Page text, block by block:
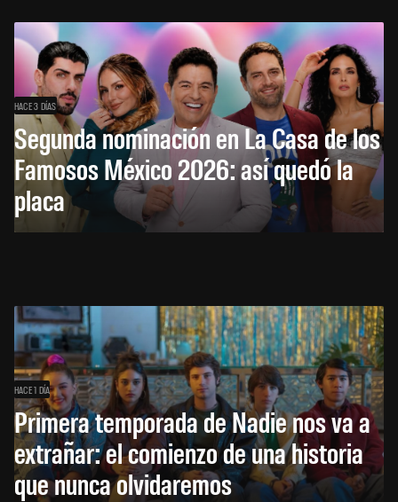
HACE 3 DÍAS
Segunda nominación en La Casa de los
Famosos México 2026: así quedó la
placa
HACE 1 DÍA
Primera temporada de Nadie nos va a
extrañar: el comienzo de una historia
que nunca olvidaremos